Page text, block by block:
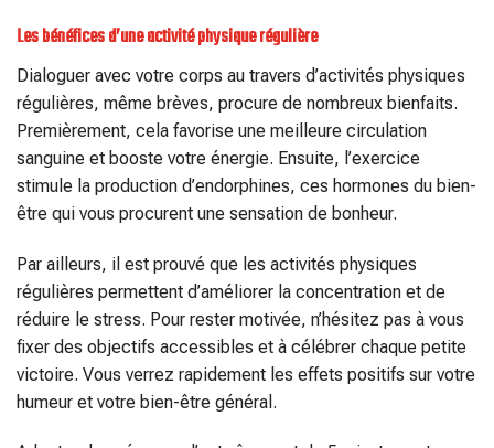
Les bénéfices d’une activité physique régulière
Dialoguer avec votre corps au travers d’activités physiques
régulières, même brèves, procure de nombreux bienfaits.
Premièrement, cela favorise une meilleure circulation
sanguine et booste votre énergie. Ensuite, l’exercice
stimule la production d’endorphines, ces hormones du bien-
être qui vous procurent une sensation de bonheur.
Par ailleurs, il est prouvé que les activités physiques
régulières permettent d’améliorer la concentration et de
réduire le stress. Pour rester motivée, n’hésitez pas à vous
fixer des objectifs accessibles et à célébrer chaque petite
victoire. Vous verrez rapidement les effets positifs sur votre
humeur et votre bien-être général.